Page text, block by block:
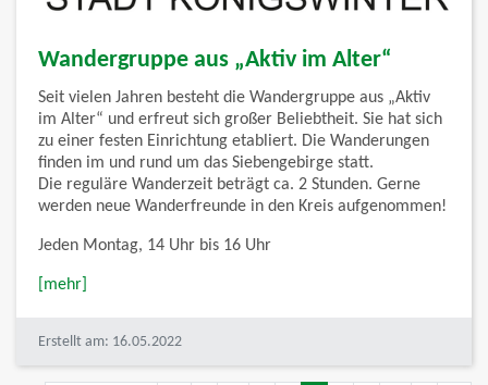
Wandergruppe aus „Aktiv im Alter“
Seit vielen Jahren besteht die Wandergruppe aus „Aktiv
im Alter“ und erfreut sich großer Beliebtheit. Sie hat sich
zu einer festen Einrichtung etabliert. Die Wanderungen
finden im und rund um das Siebengebirge statt.
Die reguläre Wanderzeit beträgt ca. 2 Stunden. Gerne
werden neue Wanderfreunde in den Kreis aufgenommen!
Jeden Montag, 14 Uhr bis 16 Uhr
[mehr]
Erstellt am: 16.05.2022